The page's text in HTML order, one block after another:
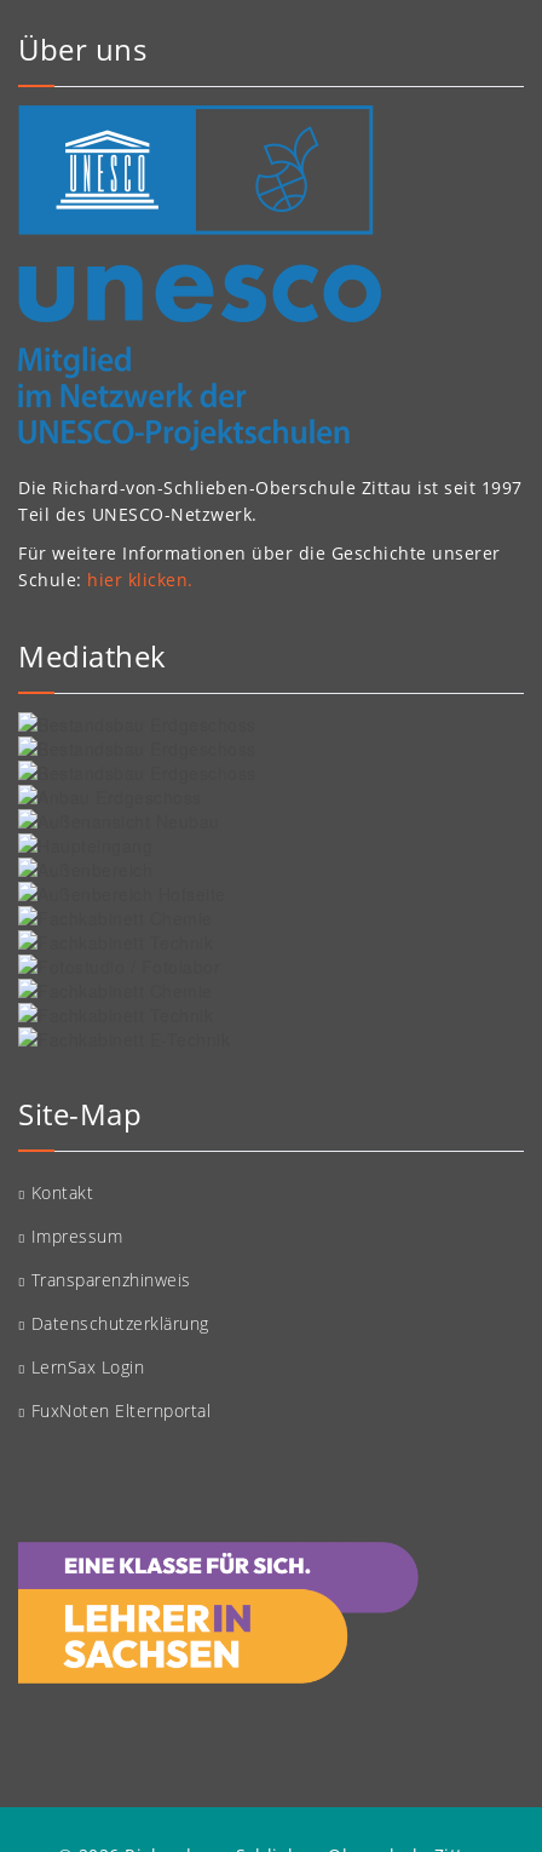
Über uns
Die Richard-von-Schlieben-Oberschule Zittau ist seit 1997
Teil des UNESCO-Netzwerk.
Für weitere Informationen über die Geschichte unserer
Schule: hier klicken.
Mediathek
Site-Map
Kontakt
Impressum
Transparenzhinweis
Datenschutzerklärung
LernSax Login
FuxNoten Elternportal